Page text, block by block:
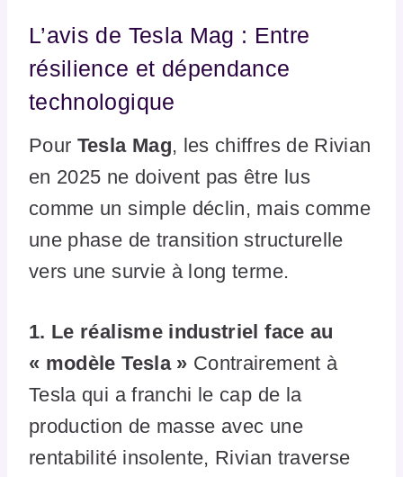
L’avis de Tesla Mag : Entre
résilience et dépendance
technologique
Pour Tesla Mag, les chiffres de Rivian
en 2025 ne doivent pas être lus
comme un simple déclin, mais comme
une phase de transition structurelle
vers une survie à long terme.
1. Le réalisme industriel face au
« modèle Tesla » Contrairement à
Tesla qui a franchi le cap de la
production de masse avec une
rentabilité insolente, Rivian traverse